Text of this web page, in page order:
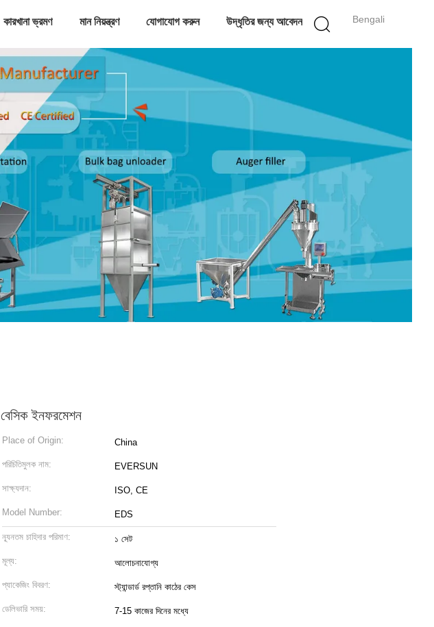
Bengali
কারখানা ভ্রমণ মান নিয়ন্ত্রণ যোগাযোগ করুন উদ্ধৃতির জন্য আবেদন
বেসিক ইনফরমেশন
Place of Origin: China
পরিচিতিমুলক নাম: EVERSUN
সাক্ষ্যদান: ISO, CE
Model Number: EDS
ন্যূনতম চাহিদার পরিমাণ: ১ সেট
মূল্য: আলোচনাযোগ্য
প্যাকেজিং বিবরণ: স্ট্যান্ডার্ড রপ্তানি কাঠের কেস
ডেলিভারি সময়: 7-15 কাজের দিনের মধ্যে